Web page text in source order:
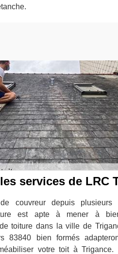
services de LRC
couvreur depuis plusieurs
est apte à mener à
toiture dans la ville de
83840 bien formés
votre toit à Trigance.